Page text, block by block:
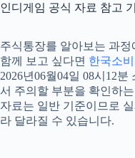
인디게임 공식 자료 참고
주식통장를 알아보는 과
함께 보고 싶다면 한국소
2026년06월04일 08시12
서 주의할 부분을 확인하
자료는 일반 기준이므로
라 달라질 수 있습니다.